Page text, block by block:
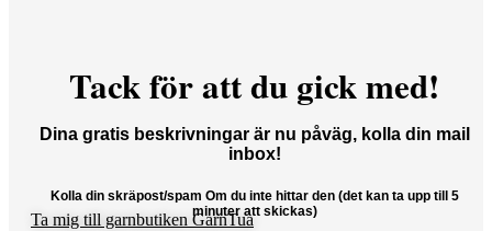
Tack för att du gick med!
Dina gratis beskrivningar är nu påväg, kolla din mail
inbox!
Kolla din skräpost/spam Om du inte hittar den (det kan ta upp till 5
minuter att skickas)
Ta mig till garnbutiken GarnTua